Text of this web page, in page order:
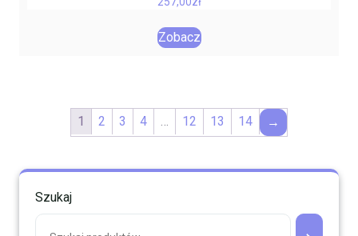
Zobacz
1 2 3 4 … 12 13 14 →
Szukaj